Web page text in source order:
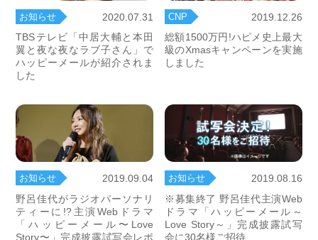
お知らせ
2020.07.31
TBSテレビ「中居大輔と本田
翼と夜な夜なラブ子さん」で
ハッピーメールが紹介されま
した
CNP
2019.12.26
総額1500万円!ハピメ史上最大
級のXmasキャンペーンを実施
しました
お知らせ
2019.09.04
野呂佳代がラジオパーソナリ
ティーに!?主演Webドラマ
「ハッピーメール〜Love
Story〜」完成披露試写会レポ
お知らせ
2019.08.16
※募集終了 野呂佳代主演Web
ドラマ「ハッピーメール～
Love Story～」完成披露試写
会に30名様ご招待